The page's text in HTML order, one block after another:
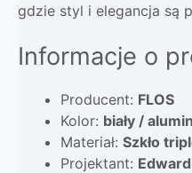
gdzie styl i elegancja są
Informacje o
Producent: FLOS
Kolor: biały /
Materiał: Szkło
Projektant: